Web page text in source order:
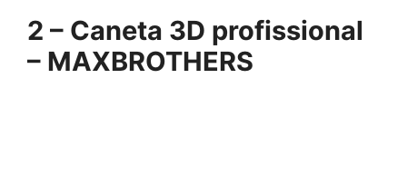
2 – Caneta 3D profissional
– MAXBROTHERS